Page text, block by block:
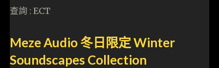
查詢 : ECT
Meze Audio 冬日限定 Winter
Soundscapes Collection